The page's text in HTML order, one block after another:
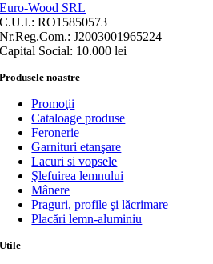
Euro-Wood SRL
C.U.I.: RO15850573
Nr.Reg.Com.: J2003001965224
Capital Social: 10.000 lei
Produsele noastre
Promoţii
Cataloage produse
Feronerie
Garnituri etanşare
Lacuri si vopsele
Şlefuirea lemnului
Mânere
Praguri, profile şi lăcrimare
Placări lemn-aluminiu
Utile